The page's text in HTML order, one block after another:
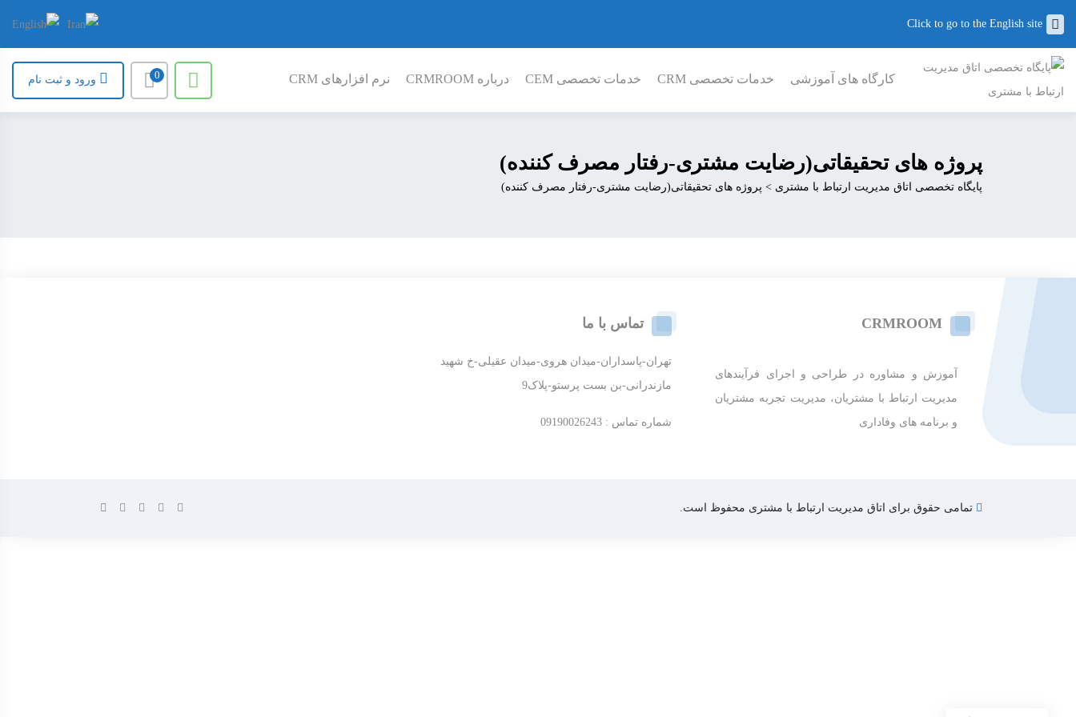
Click to go to the English site
کارگاه های آموزشی خدمات تخصصی CRM خدمات تخصصی CEM درباره CRMROOM نرم افزارهای CRM 0 ورود و ثبت نام
پروژه های تحقیقاتی(رضایت مشتری-رفتار مصرف کننده)
پایگاه تخصصی اتاق مدیریت ارتباط با مشتری > پروژه های تحقیقاتی(رضایت مشتری-رفتار مصرف کننده)
CRMROOM
آموزش و مشاوره در طراحی و اجرای فرآیندهای
مدیریت ارتباط با مشتریان، مدیریت تجربه مشتریان
و برنامه های وفاداری
تماس با ما
تهران-پاسداران-میدان هروی-میدان عقیلی-خ شهید
مازندرانی-بن بست پرستو-پلاک9
شماره تماس : 09190026243
تمامی حقوق برای اتاق مدیریت ارتباط با مشتری محفوظ است.